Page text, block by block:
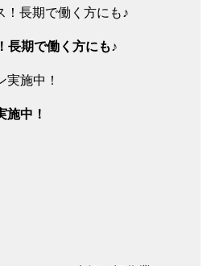
長期で働く方にも♪
施中！